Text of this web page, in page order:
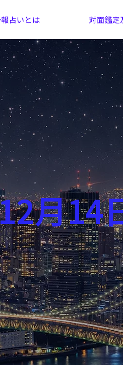
占いとは 対面鑑定
最恐の相性占い
芸能界
社会
月14